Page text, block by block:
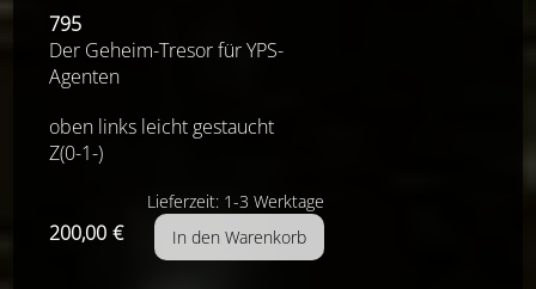
795
Der Geheim-Tresor für YPS-
Agenten
oben links leicht gestaucht
Z(0-1-)
Lieferzeit: 1-3 Werktage
200,00 €